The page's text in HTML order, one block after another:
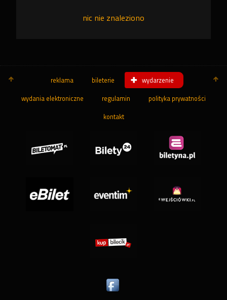
nic nie znaleziono
reklama bileterie wydarzenie
wydania elektroniczne regulamin polityka prywatności
kontakt